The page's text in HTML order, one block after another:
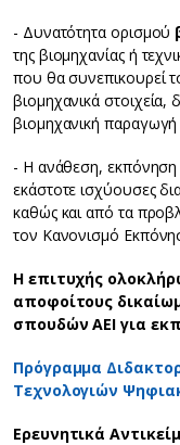
- Δυνατότητα ορισμού
της βιομηχανίας ή
που θα συνεπικουρεί
βιομηχανικά στοιχεία,
βιομηχανική παραγωγή
- Η ανάθεση, εκπόνηση
εκάστοτε ισχύουσες
καθώς και από τα
τον Κανονισμό
Η επιτυχής
αποφοίτους
σπουδών ΑΕΙ για
Πρόγραμμα
Τεχνολογιών
Ερευνητικά